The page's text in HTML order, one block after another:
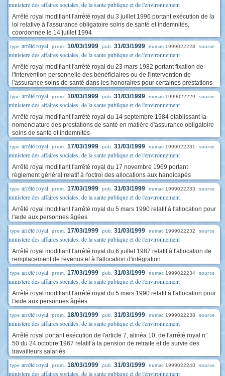
ministere des affaires sociales, de la sante publique et de l'environnement
Arrêté royal modifiant l'arrêté royal du 3 juillet 1996 portant exécution de la
loi relative à l'assurance obligatoire soins de santé et indemnités,
coordonnée le 14 juillet 1994
type arrêté royal prom. 10/03/1999 pub. 31/03/1999 numac 1999022228 source
ministere des affaires sociales, de la sante publique et de l'environnement
Arrêté royal modifiant l'arrêté royal du 23 mars 1982 portant fixation de
l'intervention personnelle des bénéficiaires ou de l'intervention de
l'assurance soins de santé dans les honoraires pour certaines prestations
type arrêté royal prom. 10/03/1999 pub. 31/03/1999 numac 1999022229 source
ministere des affaires sociales, de la sante publique et de l'environnement
Arrêté royal modifiant l'arrêté royal du 14 septembre 1984 établissant la
nomenclature des prestations de santé en matière d'assurance obligatoire
soins de santé et indemnités
type arrêté royal prom. 17/03/1999 pub. 31/03/1999 numac 1999022231 source
ministere des affaires sociales, de la sante publique et de l'environnement
Arrêté royal modifiant l'arrêté royal du 17 novembre 1969 portant
règlement général relatif à l'octroi des allocations aux handicapés
type arrêté royal prom. 17/03/1999 pub. 31/03/1999 numac 1999022233 source
ministere des affaires sociales, de la sante publique et de l'environnement
Arrêté royal modifiant l'arrêté royal du 5 mars 1990 relatif à l'allocation pour
l'aide aux personnes âgées
type arrêté royal prom. 17/03/1999 pub. 31/03/1999 numac 1999022232 source
ministere des affaires sociales, de la sante publique et de l'environnement
Arrêté royal modifiant l'arrêté royal du 6 juillet 1987 relatif à l'allocation de
remplacement de revenus et à l'allocation d'intégration
type arrêté royal prom. 17/03/1999 pub. 31/03/1999 numac 1999022234 source
ministere des affaires sociales, de la sante publique et de l'environnement
Arrêté royal modifiant l'arrêté royal du 5 mars 1990 relatif à l'allocation pour
l'aide aux personnes âgées
type arrêté royal prom. 18/03/1999 pub. 31/03/1999 numac 1999022238 source
ministere des affaires sociales, de la sante publique et de l'environnement
Arrêté royal portant exécution de l'article 7, alinéa 10, de l'arrêté royal n°
50 du 24 octobre 1967 relatif à la pension de retraite et de survie des
travailleurs salariés
type arrêté royal prom. 18/03/1999 pub. 31/03/1999 numac 1999022240 source
ministere des affaires sociales, de la sante publique et de l'environnement